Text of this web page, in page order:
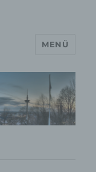
MENÜ